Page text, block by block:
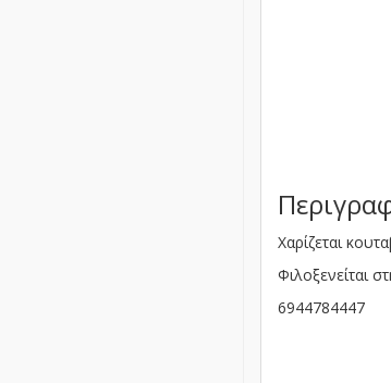
Χαρίζεται
Φιλοξενείται
6944784447